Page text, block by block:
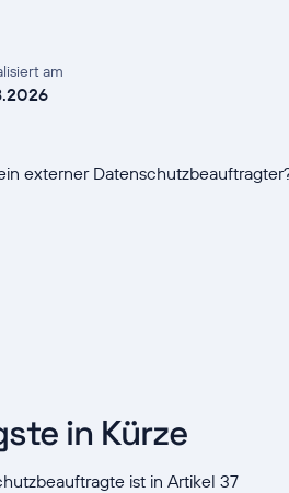
am
in Kürze
ist in Artikel 37